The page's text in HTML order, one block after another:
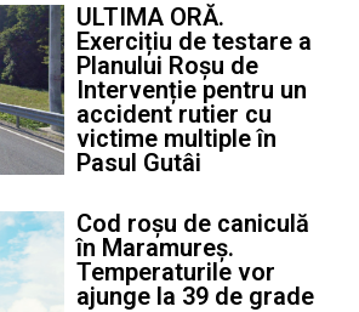
ULTIMA ORĂ.
Exercițiu de testare a
Planului Roșu de
Intervenție pentru un
accident rutier cu
victime multiple în
Pasul Gutâi
Cod roșu de caniculă
în Maramureș.
Temperaturile vor
ajunge la 39 de grade